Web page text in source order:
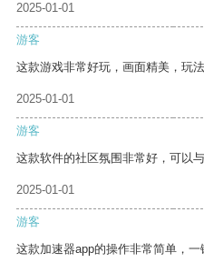
2025-01-01
游客
这款游戏非常好玩，画面精美，玩法
2025-01-01
游客
这款软件的社区氛围非常好，可以
2025-01-01
游客
这款加速器app的操作非常简单，一